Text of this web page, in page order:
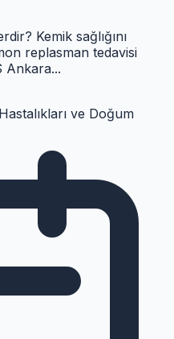
Kemik sağlığını
replasman tedavisi
Ankara...
ve Doğum